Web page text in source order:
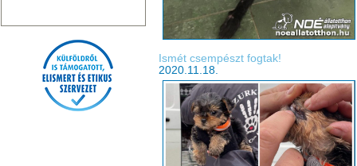
Ismét csempészt fogtak!
2020.11.18.